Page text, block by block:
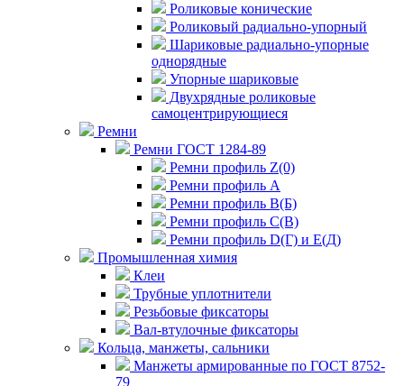
Роликовые конические
Роликовый радиально-упорный
Шариковые радиально-упорные
однорядные
Упорные шариковые
Двухрядные роликовые
самоцентрирующиеся
Ремни
Ремни ГОСТ 1284-89
Ремни профиль Z(0)
Ремни профиль А
Ремни профиль В(Б)
Ремни профиль С(В)
Ремни профиль D(Г) и E(Д)
Промышленная химия
Клеи
Трубные уплотнители
Резьбовые фиксаторы
Вал-втулочные фиксаторы
Кольца, манжеты, сальники
Манжеты армированные по ГОСТ 8752-
79